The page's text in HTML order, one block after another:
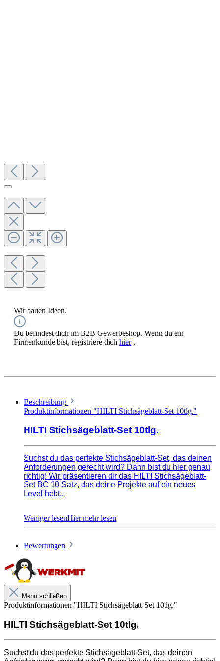
Wir bauen Ideen.
Du befindest dich im B2B Gewerbeshop. Wenn du ein
Firmenkunde bist, registriere dich hier.
Beschreibung
Produktinformationen "HILTI Stichsägeblatt-Set 10tlg."
HILTI Stichsägeblatt-Set 10tlg.
Suchst du das perfekte Stichsägeblatt-Set, das deinen
Anforderungen gerecht wird? Dann bist du hier genau
richtig! Wir präsentieren dir das HILTI Stichsägeblatt-
Set BC 10 Satz, das deine Projekte auf ein neues
Level hebt..
Handwerker entwickelt, die Wert auf höchste Präzision
und Zuverlässigkeit legen. Dank der hochwertigen
du mit diesem Set beeindruckende Schnittergebnisse
Das Set enthält zehn Stichsägeblätter, die sich ideal für
verschiedene Anwendungen eignen, sei es Holz oder
Metall. Mit der präzisen Zahngeometrie und der
scharfen Schneide sind diese Stichsägeblätter in der
Lage, saubere und ausrissfreie Schnitte zu erzielen –
Set aus leistungsstarken Stichsägeblättern mit T-Schaft
Aufnahme für alle gängigen Stichsägen.
Bewertungen
Menü schließen
Produktinformationen "HILTI Stichsägeblatt-Set 10tlg."
HILTI Stichsägeblatt-Set 10tlg.
Suchst du das perfekte Stichsägeblatt-Set, das deinen